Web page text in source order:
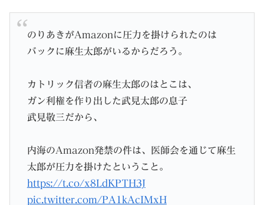
のりあきがAmazonに圧力を掛けられたのは
バックに麻生太郎がいるからだろう。
カトリック信者の麻生太郎のはとこは、
ガン利権を作り出した武見太郎の息子
武見敬三だから、
内海のAmazon発禁の件は、医師会を通じて麻生
太郎が圧力を掛けたということ。
https://t.co/x8LdKPTH3J
pic.twitter.com/PA1kAcIMxH